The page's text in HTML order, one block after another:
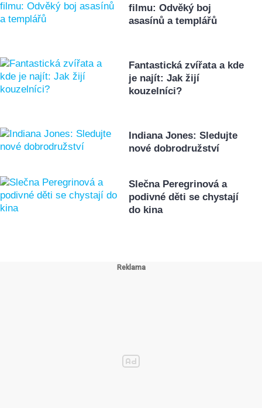
filmu: Odvěký boj
asasínů a templářů
Fantastická zvířata a kde
je najít: Jak žijí
kouzelníci?
Indiana Jones: Sledujte
nové dobrodružství
Slečna Peregrinová a
podivné děti se chystají
do kina